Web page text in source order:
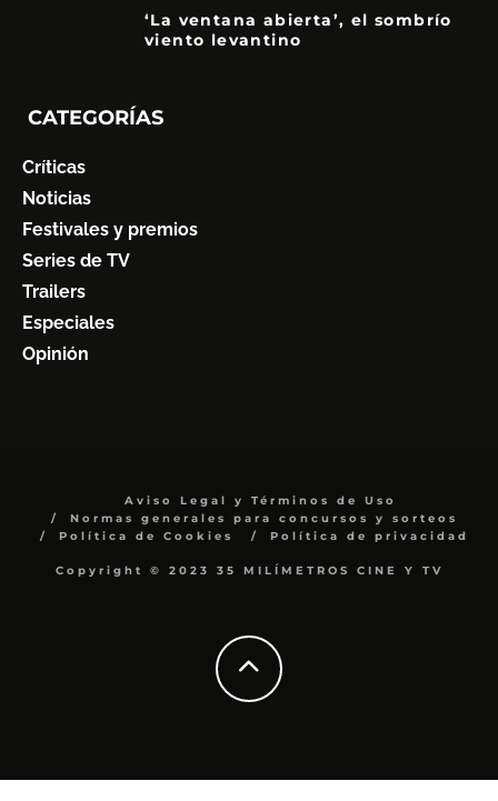
‘La ventana abierta’, el sombrío
viento levantino
CATEGORÍAS
Críticas
Noticias
Festivales y premios
Series de TV
Trailers
Especiales
Opinión
Aviso Legal y Términos de Uso
Normas generales para concursos y sorteos
Política de Cookies
Política de privacidad
Copyright © 2023 35 MILÍMETROS CINE Y TV